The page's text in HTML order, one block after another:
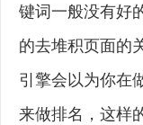
键词一般没有好
的去堆积页面的
引擎会以为你在
来做排名，这样